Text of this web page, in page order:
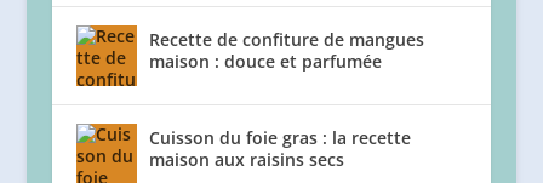
Recette de confiture de mangues
maison : douce et parfumée
Cuisson du foie gras : la recette
maison aux raisins secs